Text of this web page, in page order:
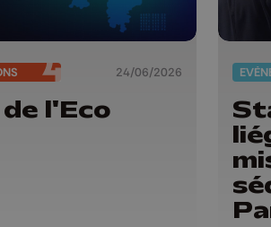
24/06/2026
l'Eco